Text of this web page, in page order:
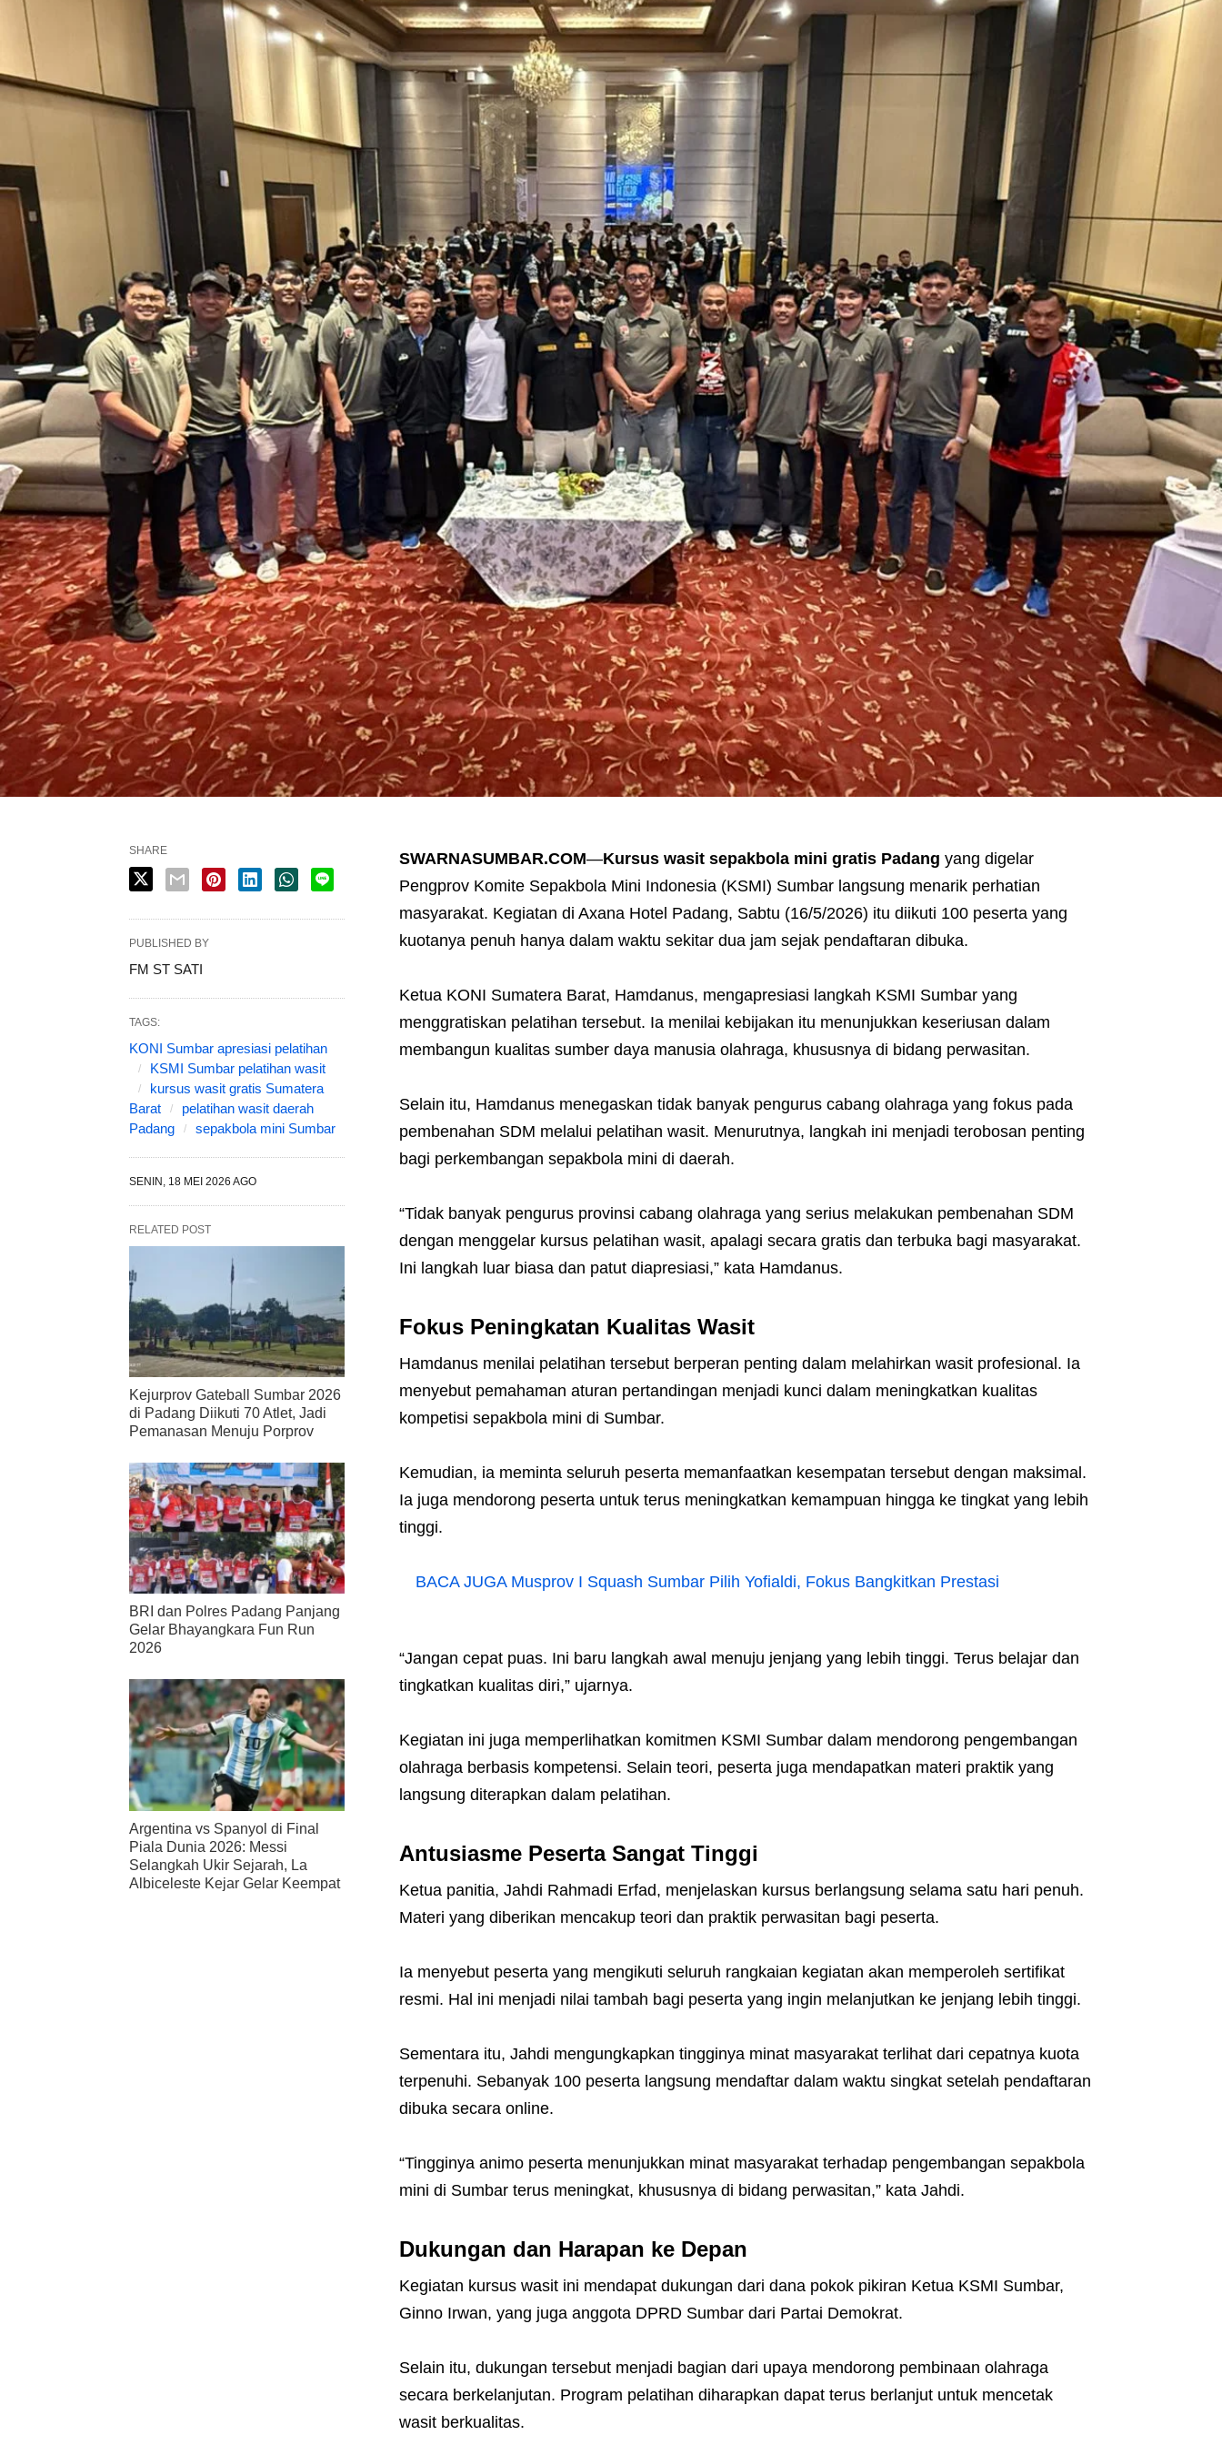
SWARNASUMBAR.COM—Kursus wasit sepakbola mini gratis Padang yang digelar
Pengprov Komite Sepakbola Mini Indonesia (KSMI) Sumbar langsung menarik perhatian
masyarakat. Kegiatan di Axana Hotel Padang, Sabtu (16/5/2026) itu diikuti 100 peserta yang
kuotanya penuh hanya dalam waktu sekitar dua jam sejak pendaftaran dibuka.
Ketua KONI Sumatera Barat, Hamdanus, mengapresiasi langkah KSMI Sumbar yang
menggratiskan pelatihan tersebut. Ia menilai kebijakan itu menunjukkan keseriusan dalam
membangun kualitas sumber daya manusia olahraga, khususnya di bidang perwasitan.
Selain itu, Hamdanus menegaskan tidak banyak pengurus cabang olahraga yang fokus pada
pembenahan SDM melalui pelatihan wasit. Menurutnya, langkah ini menjadi terobosan penting
bagi perkembangan sepakbola mini di daerah.
“Tidak banyak pengurus provinsi cabang olahraga yang serius melakukan pembenahan SDM
dengan menggelar kursus pelatihan wasit, apalagi secara gratis dan terbuka bagi masyarakat.
Ini langkah luar biasa dan patut diapresiasi,” kata Hamdanus.
Fokus Peningkatan Kualitas Wasit
Hamdanus menilai pelatihan tersebut berperan penting dalam melahirkan wasit profesional. Ia
menyebut pemahaman aturan pertandingan menjadi kunci dalam meningkatkan kualitas
kompetisi sepakbola mini di Sumbar.
Kemudian, ia meminta seluruh peserta memanfaatkan kesempatan tersebut dengan maksimal.
Ia juga mendorong peserta untuk terus meningkatkan kemampuan hingga ke tingkat yang lebih
tinggi.
BACA JUGA Musprov I Squash Sumbar Pilih Yofialdi, Fokus Bangkitkan Prestasi
“Jangan cepat puas. Ini baru langkah awal menuju jenjang yang lebih tinggi. Terus belajar dan
tingkatkan kualitas diri,” ujarnya.
Kegiatan ini juga memperlihatkan komitmen KSMI Sumbar dalam mendorong pengembangan
olahraga berbasis kompetensi. Selain teori, peserta juga mendapatkan materi praktik yang
langsung diterapkan dalam pelatihan.
Antusiasme Peserta Sangat Tinggi
Ketua panitia, Jahdi Rahmadi Erfad, menjelaskan kursus berlangsung selama satu hari penuh.
Materi yang diberikan mencakup teori dan praktik perwasitan bagi peserta.
Ia menyebut peserta yang mengikuti seluruh rangkaian kegiatan akan memperoleh sertifikat
resmi. Hal ini menjadi nilai tambah bagi peserta yang ingin melanjutkan ke jenjang lebih tinggi.
Sementara itu, Jahdi mengungkapkan tingginya minat masyarakat terlihat dari cepatnya kuota
terpenuhi. Sebanyak 100 peserta langsung mendaftar dalam waktu singkat setelah pendaftaran
dibuka secara online.
“Tingginya animo peserta menunjukkan minat masyarakat terhadap pengembangan sepakbola
mini di Sumbar terus meningkat, khususnya di bidang perwasitan,” kata Jahdi.
Dukungan dan Harapan ke Depan
Kegiatan kursus wasit ini mendapat dukungan dari dana pokok pikiran Ketua KSMI Sumbar,
Ginno Irwan, yang juga anggota DPRD Sumbar dari Partai Demokrat.
Selain itu, dukungan tersebut menjadi bagian dari upaya mendorong pembinaan olahraga
secara berkelanjutan. Program pelatihan diharapkan dapat terus berlanjut untuk mencetak
wasit berkualitas.
SHARE
PUBLISHED BY
FM ST SATI
TAGS:
KONI Sumbar apresiasi pelatihan
KSMI Sumbar pelatihan wasit
kursus wasit gratis Sumatera
Barat
pelatihan wasit daerah
Padang
sepakbola mini Sumbar
SENIN, 18 MEI 2026 AGO
RELATED POST
Kejurprov Gateball Sumbar 2026
di Padang Diikuti 70 Atlet, Jadi
Pemanasan Menuju Porprov
BRI dan Polres Padang Panjang
Gelar Bhayangkara Fun Run
2026
Argentina vs Spanyol di Final
Piala Dunia 2026: Messi
Selangkah Ukir Sejarah, La
Albiceleste Kejar Gelar Keempat